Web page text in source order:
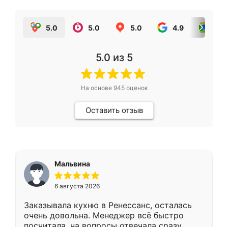
5.0 5.0 5.0 4.9
5.0 из 5
На основе 945оценок
Оставить отзыв
Мальвина
6 августа 2026
Заказывала кухню в Ренессанс, осталась
очень довольна. Менеджер всё быстро